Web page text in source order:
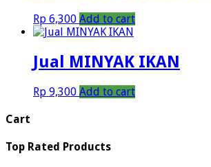
Rp 6,300 Add to cart
Jual MINYAK IKAN
Rp 9,300 Add to cart
Cart
Top Rated Products